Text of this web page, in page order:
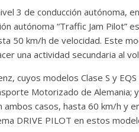
3 de conducción autónoma,
autónoma “Traffic Jam Pilot”
50 km/h de velocidad. Este
una actividad secundaria al
cuyos modelos Clase S y
Motorizado de Alemania;
casos, hasta 60 km/h y
DRIVE PILOT en estos